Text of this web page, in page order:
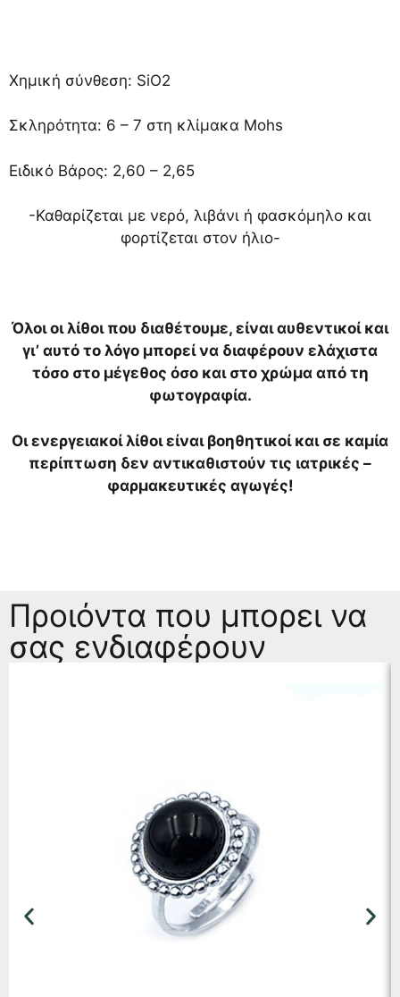
Χημική σύνθεση: SiO2
Σκληρότητα: 6 – 7 στη κλίμακα Mohs
Ειδικό Βάρος: 2,60 – 2,65
-Καθαρίζεται με νερό, λιβάνι ή φασκόμηλο και
φορτίζεται στον ήλιο-
Όλοι οι λίθοι που διαθέτουμε, είναι αυθεντικοί και
γι’ αυτό το λόγο μπορεί να διαφέρουν ελάχιστα
τόσο στο μέγεθος όσο και στο χρώμα από τη
φωτογραφία.
Οι ενεργειακοί λίθοι είναι βοηθητικοί και σε καμία
περίπτωση δεν αντικαθιστούν τις ιατρικές –
φαρμακευτικές αγωγές!
Προιόντα που μπορει να
σας ενδιαφέρουν